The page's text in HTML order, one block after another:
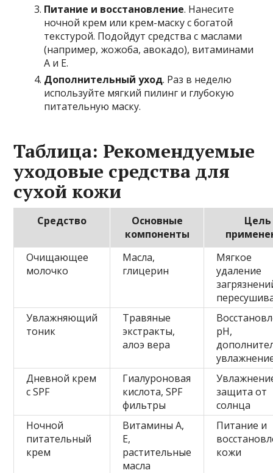
Питание и восстановление. Нанесите
ночной крем или крем-маску с богатой
текстурой. Подойдут средства с маслами
(например, жожоба, авокадо), витаминами
A и E.
Дополнительный уход. Раз в неделю
используйте мягкий пилинг и глубокую
питательную маску.
Таблица: Рекомендуемые
уходовые средства для
сухой кожи
Средство
Основные
компоненты
Цель
Очищающее
молочко
Масла,
глицерин
Мягкое
удаление
Увлажняющий
тоник
Травяные
экстракты,
алоэ вера
pH,
Дневной крем
с SPF
Гиалуроновая
кислота, SPF
фильтры
защита от
солнца
Ночной
питательный
крем
Витамины A,
E,
растительные
масла
Питание и
кожи